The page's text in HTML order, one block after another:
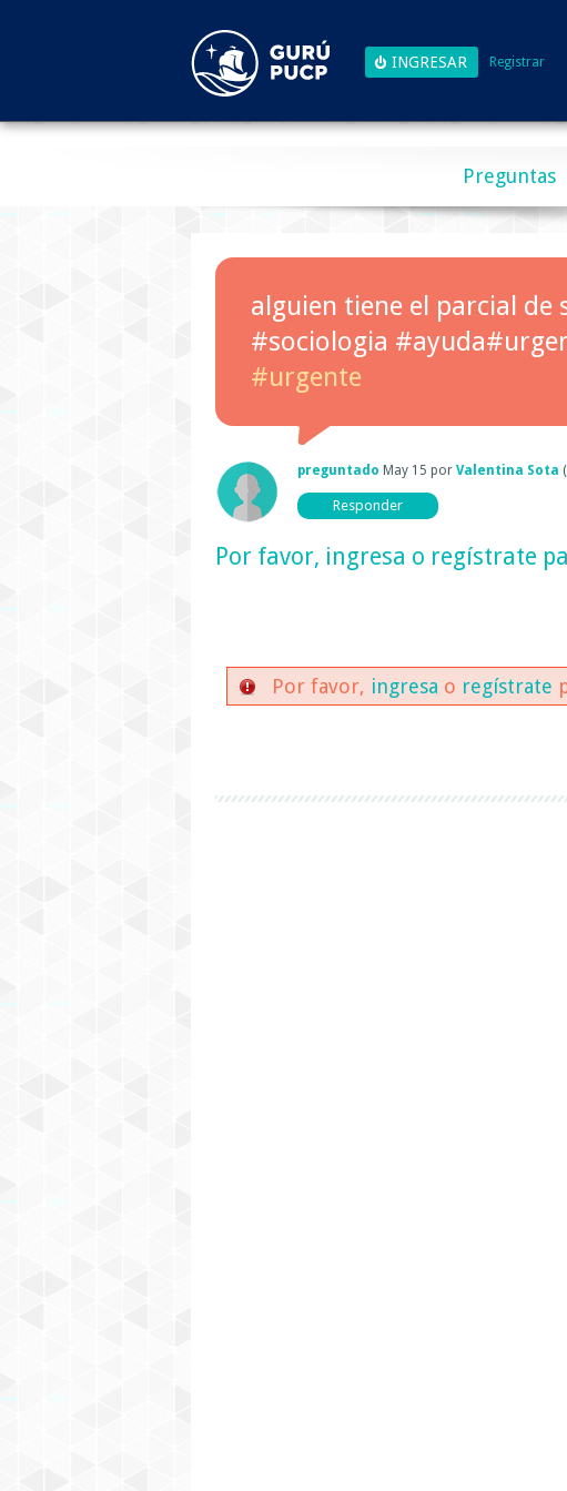
Registrar
Preguntas
alguien tiene el parcial de
#sociologia
#urgente
preguntado May 15 por Valentina Sota (
Por favor, ingresa o regístrate
Por favor, ingresa o regístrate